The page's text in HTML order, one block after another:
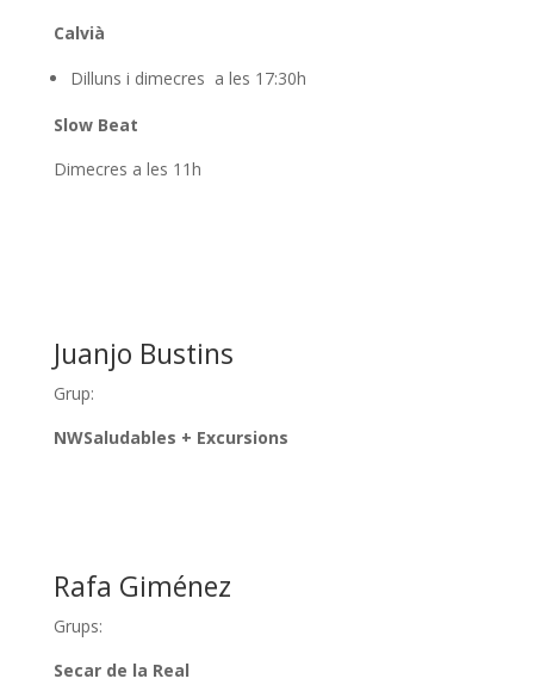
Calvià
Dilluns i dimecres a les 17:30h
Slow Beat
Dimecres a les 11h
Juanjo Bustins
Grup:
NWSaludables + Excursions
Rafa Giménez
Grups:
Secar de la Real